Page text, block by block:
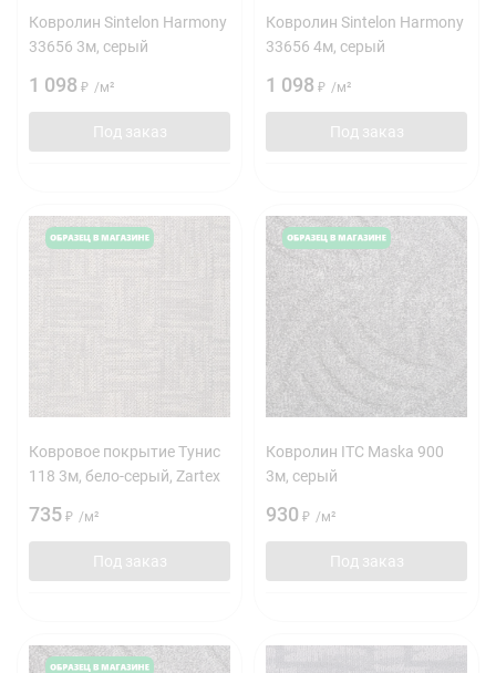
Ковролин Sintelon Harmony
33656 3м, серый
1 098 ₽ /м²
Под заказ
Ковролин Sintelon Harmony
33656 4м, серый
1 098 ₽ /м²
Под заказ
Ковровое покрытие Тунис
118 3м, бело-серый, Zartex
735 ₽ /м²
Под заказ
Ковролин ITC Maska 900
3м, серый
930 ₽ /м²
Под заказ